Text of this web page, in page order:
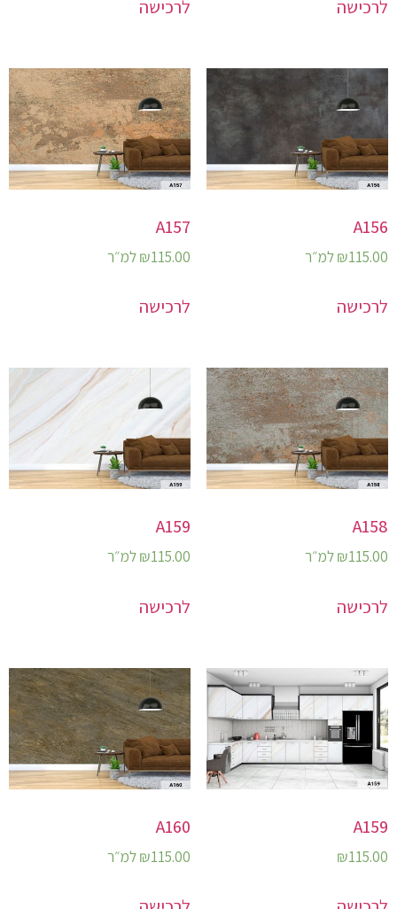
לרכישה לרכישה
A156
₪115.00 למ״ר
לרכישה
A157
₪115.00 למ״ר
לרכישה
A158
₪115.00 למ״ר
לרכישה
A159
₪115.00 למ״ר
לרכישה
A159
₪115.00
A160
₪115.00 למ״ר